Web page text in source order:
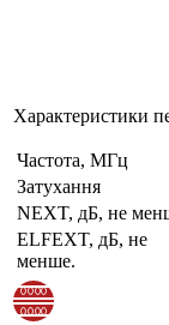
Характеристики
Частота, МГц
Затухання
NEXT, дБ, не
ELFEXT, дБ, не
менше.